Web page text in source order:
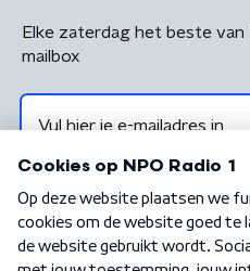
Elke zaterdag het beste van
mailbox
Algemene voorwaarden